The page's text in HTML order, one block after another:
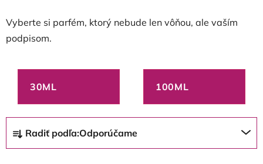
Vyberte si parfém, ktorý nebude len vôňou, ale vaším
podpisom.
30ML 100ML
a
d
Radiť podľa:Odporúčame